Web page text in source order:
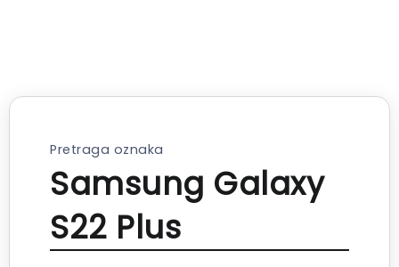
Pretraga oznaka
Samsung Galaxy
S22 Plus